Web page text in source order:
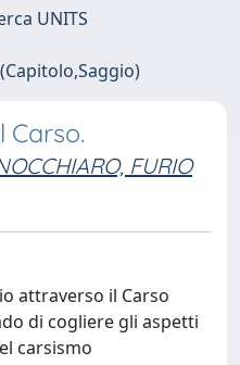
UNITS
Carso.
FURIO
attraverso il Carso
di cogliere gli aspetti
carsismo